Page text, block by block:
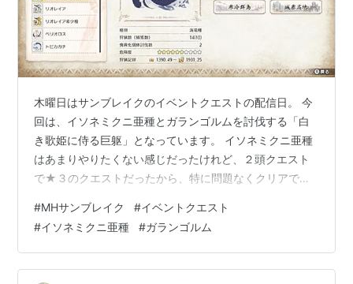
木曜日はサンブレイクのイベントクエストの配信日。 今
回は、イソネミクニ亜種とガランゴルムを討伐する「白
き歌姫に侍る巨躯」となっています。 イソネミクニ亜種
はあまりやりたくない感じだったけれど、２頭クエスト
で★３のクエストだったから、特に問題なくクリアでき
ったのですが、なんか傀異化してから強くなっているよ
うな気がしてあまり進んでいきたくないモンスター。 と
りあえず報酬のポーズをゲットして、１回だけで終えま
した。 愉快なポーズ 先にガランゴルムを倒して、イソネ
#MHサンブレイク #イベントクエスト
#イソネミクニ亜種 #ガランゴルム